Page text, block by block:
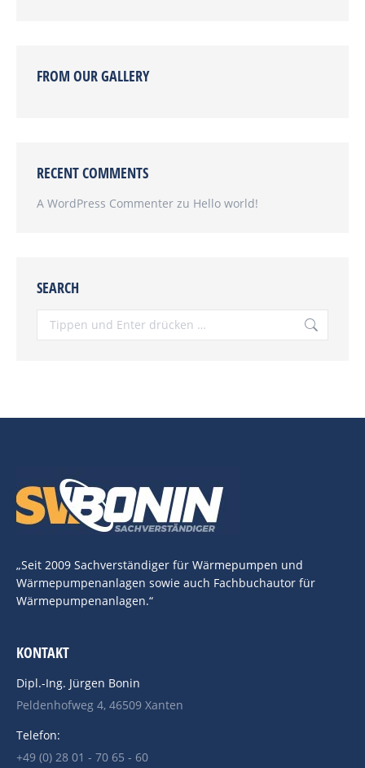
FROM OUR GALLERY
RECENT COMMENTS
A WordPress Commenter zu Hello world!
SEARCH
Search:
„Seit 2009 Sachverständiger für Wärmepumpen und
Wärmepumpenanlagen sowie auch Fachbuchautor für
Wärmepumpenanlagen.“
KONTAKT
Dipl.-Ing. Jürgen Bonin
Peldenhofweg 4, 46509 Xanten
Telefon:
+49 (0) 28 01 - 70 65 - 60